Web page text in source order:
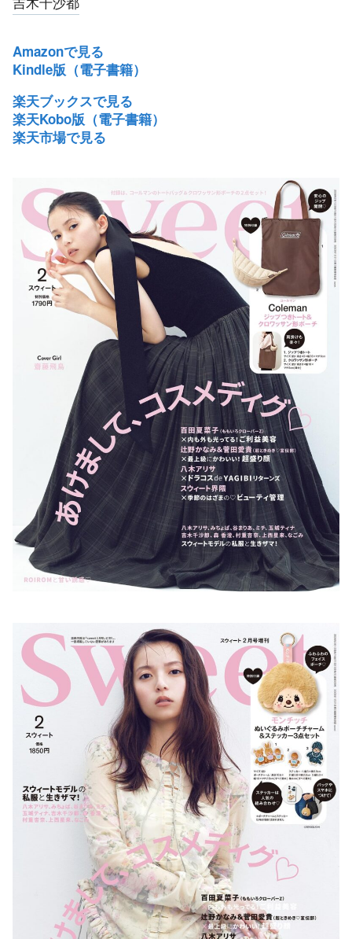
Amazonで見る
Kindle版（電子書籍）
楽天ブックスで見る
楽天Kobo版（電子書籍）
楽天市場で見る